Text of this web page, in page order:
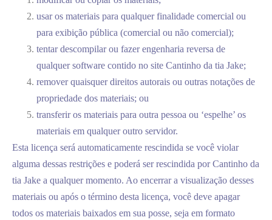
usar os materiais para qualquer finalidade comercial ou
para exibição pública (comercial ou não comercial);
tentar descompilar ou fazer engenharia reversa de
qualquer software contido no site Cantinho da tia Jake;
remover quaisquer direitos autorais ou outras notações de
propriedade dos materiais; ou
transferir os materiais para outra pessoa ou ‘espelhe’ os
materiais em qualquer outro servidor.
Esta licença será automaticamente rescindida se você violar
alguma dessas restrições e poderá ser rescindida por Cantinho da
tia Jake a qualquer momento. Ao encerrar a visualização desses
materiais ou após o término desta licença, você deve apagar
todos os materiais baixados em sua posse, seja em formato